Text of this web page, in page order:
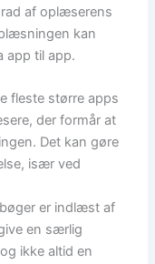
af oplæserens
kan
app til app.
fleste større apps
der formår at
Det kan gøre
især ved
er indlæst af
en særlig
ikke altid en